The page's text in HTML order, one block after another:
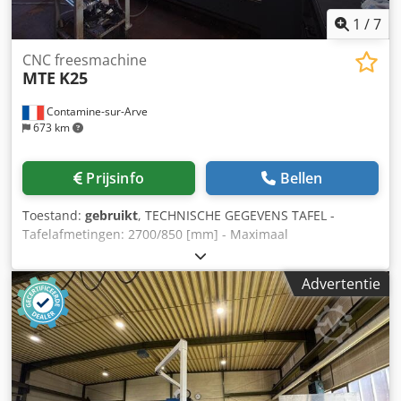
1 /7
Contamine-sur-Arve
673 km
CNC freesmachine
MTE K25
Prijsinfo Bellen
Toestand: gebruikt, TECHNISCHE GEGEVENS TAFEL -
Tafelafmetingen: 2700/850 [mm] - Maximaal
tafeldraagvermogen: 6000 [kg] - Verplaatsingsbereik X/Y/Z-
assen: 2500/1000/1100 [mm] - Snelvoeding (X/Y/Z): 15
[mm/min] FREESKOP Handmatige kop FREESSPOEL -
Gereedschapopname: ISO50 * Spindeltoerental: 3000
[omw/min] * Spindelaandrijfvermogen: 25 [kW]
GEREEDSCHAPSWISSELAAR - Type gereedschapswisselaar:
Bras chargeur - Aantal gereedschappen in het magazijn:
24 GEWICHT EN AFMETINGEN - Benodigde ruimte:
Advertentie